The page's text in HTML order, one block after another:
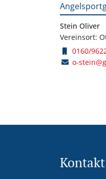
Stein Oliver
Vereinsort:
0160/
o-
Kontakt